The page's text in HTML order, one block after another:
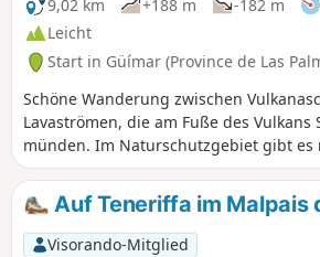
9,02 km
+188 m -182 m
Leicht
Start in Güímar (Province de Las
Schöne Wanderung zwischen
Lavaströmen, die am Fuße des Vulkans
münden. Im Naturschutzgebiet gibt es
Informationstafeln. Angesichts der
sollte man diese Tour auf jeden Fall
Sonne im Zenit steht, auch wenn die
willkommene Erfrischung bietet!
Auf Teneriffa im Malpais
Visorando-Mitglied